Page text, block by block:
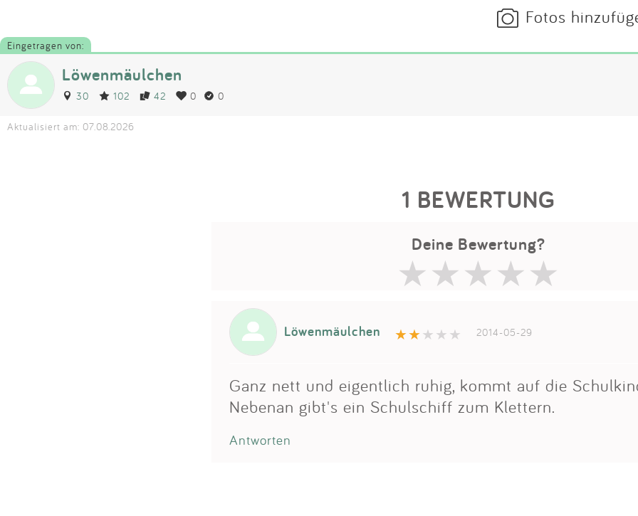
Fotos
Eingetragen von:
Löwenmäulchen
30 102 42 0 0
Aktualisiert am: 07.08.2026
1 BEWERTUNG
Deine Bewertung?
Löwenmäulchen 2014-05-29
Ganz nett und eigentlich ruhig, kommt auf die
Nebenan gibt's ein Schulschiff zum Klettern.
Antworten